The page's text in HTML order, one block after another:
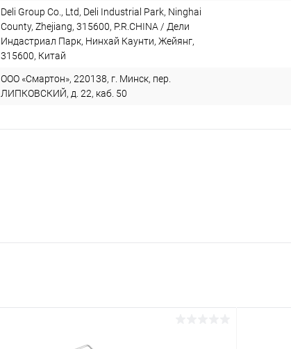
Deli Group Co., Ltd, Deli Industrial Park, Ninghai
County, Zhejiang, 315600, P.R.CHINA / Дели
Индастриал Парк, Нинхай Каунти, Жейянг,
315600, Китай
ООО «Смартон», 220138, г. Минск, пер.
ЛИПКОВСКИЙ, д. 22, каб. 50